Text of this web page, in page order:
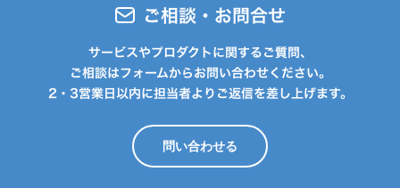
ご相談・お問合せ
サービスやプロダクトに関するご質問、
ご相談はフォームからお問い合わせください。
2・3営業日以内に担当者よりご返信を差し上げます。
問い合わせる